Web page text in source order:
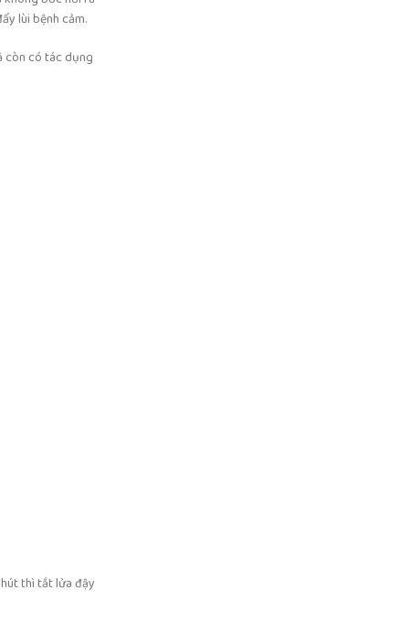
lùi bệnh cảm.
còn có tác dụng
thì tắt lửa đậy